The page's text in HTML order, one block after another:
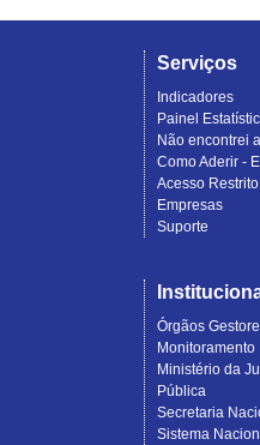
Serviços
Indicadores
Painel
Não encontrei
Como Aderir -
Acesso
Empresas
Suporte
Órgãos
Monitoramento
Ministério da
Pública
Secretaria
Sistema